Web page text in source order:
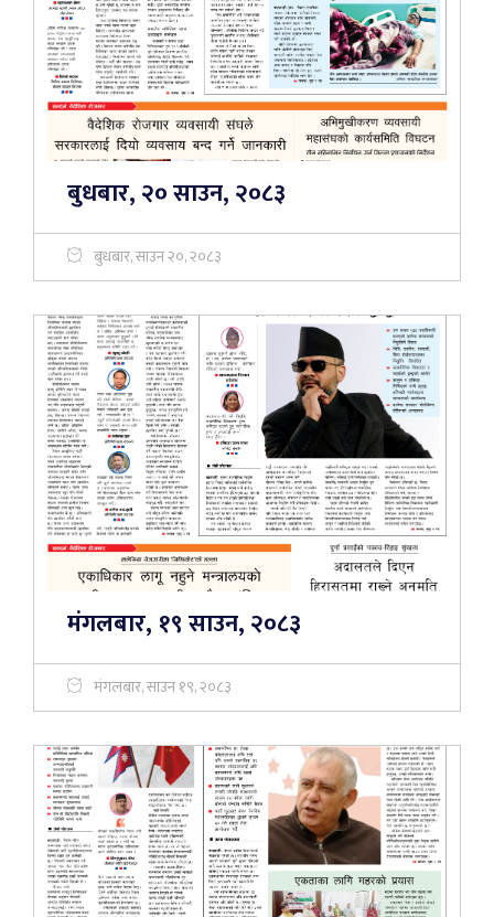
बुधबार, २० साउन, २०८३
बुधबार, साउन २०, २०८३
मंगलबार, १९ साउन, २०८३
मंगलबार, साउन १९, २०८३